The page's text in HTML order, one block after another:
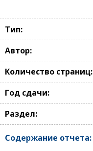
Тип:
Автор:
Количество страниц:
Год сдачи:
Раздел:
Содержание отчета: